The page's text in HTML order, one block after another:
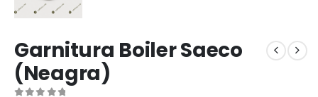
Garnitura Boiler Saeco
(Neagra)